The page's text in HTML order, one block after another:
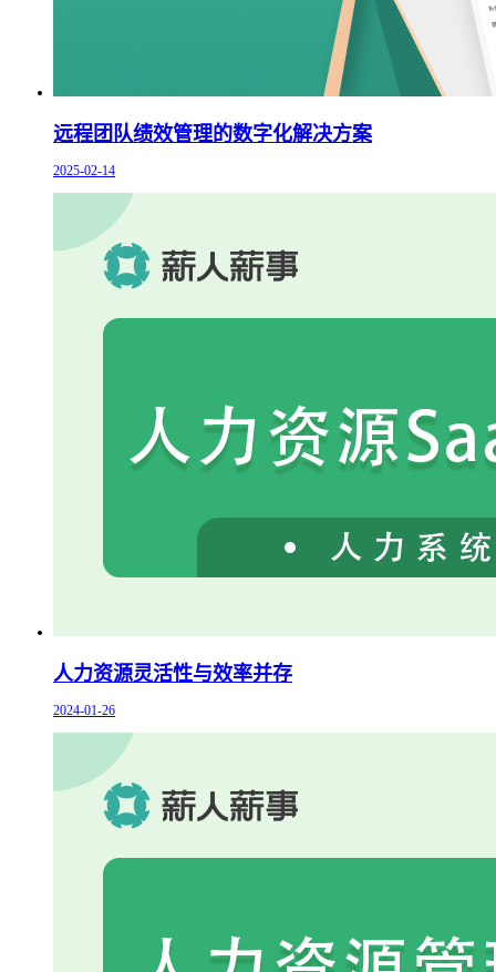
远程团队绩效管理的数字化解决方案
2025-02-14
人力资源灵活性与效率并存
2024-01-26